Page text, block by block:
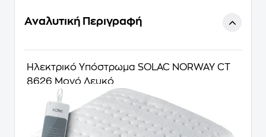
Αναλυτική Περιγραφή
Ηλεκτρικό Υπόστρωμα SOLAC NORWAY CT
8626 Μονό Λευκό